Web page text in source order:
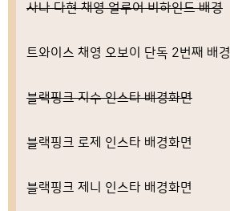
사나 다현 채영 얼루어 비하인드 배경
트와이스 채영 오보이 단독 2번째 배경
블랙핑크 지수 인스타 배경화면
블랙핑크 로제 인스타 배경화면
블랙핑크 제니 인스타 배경화면